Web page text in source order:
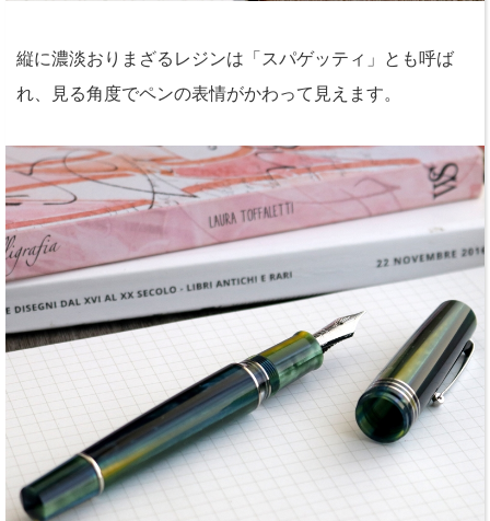
縦に濃淡おりまざるレジンは「スパゲッティ」とも呼ば
れ、見る角度でペンの表情がかわって見えます。